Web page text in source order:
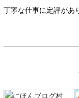
丁寧な仕事に定評があ